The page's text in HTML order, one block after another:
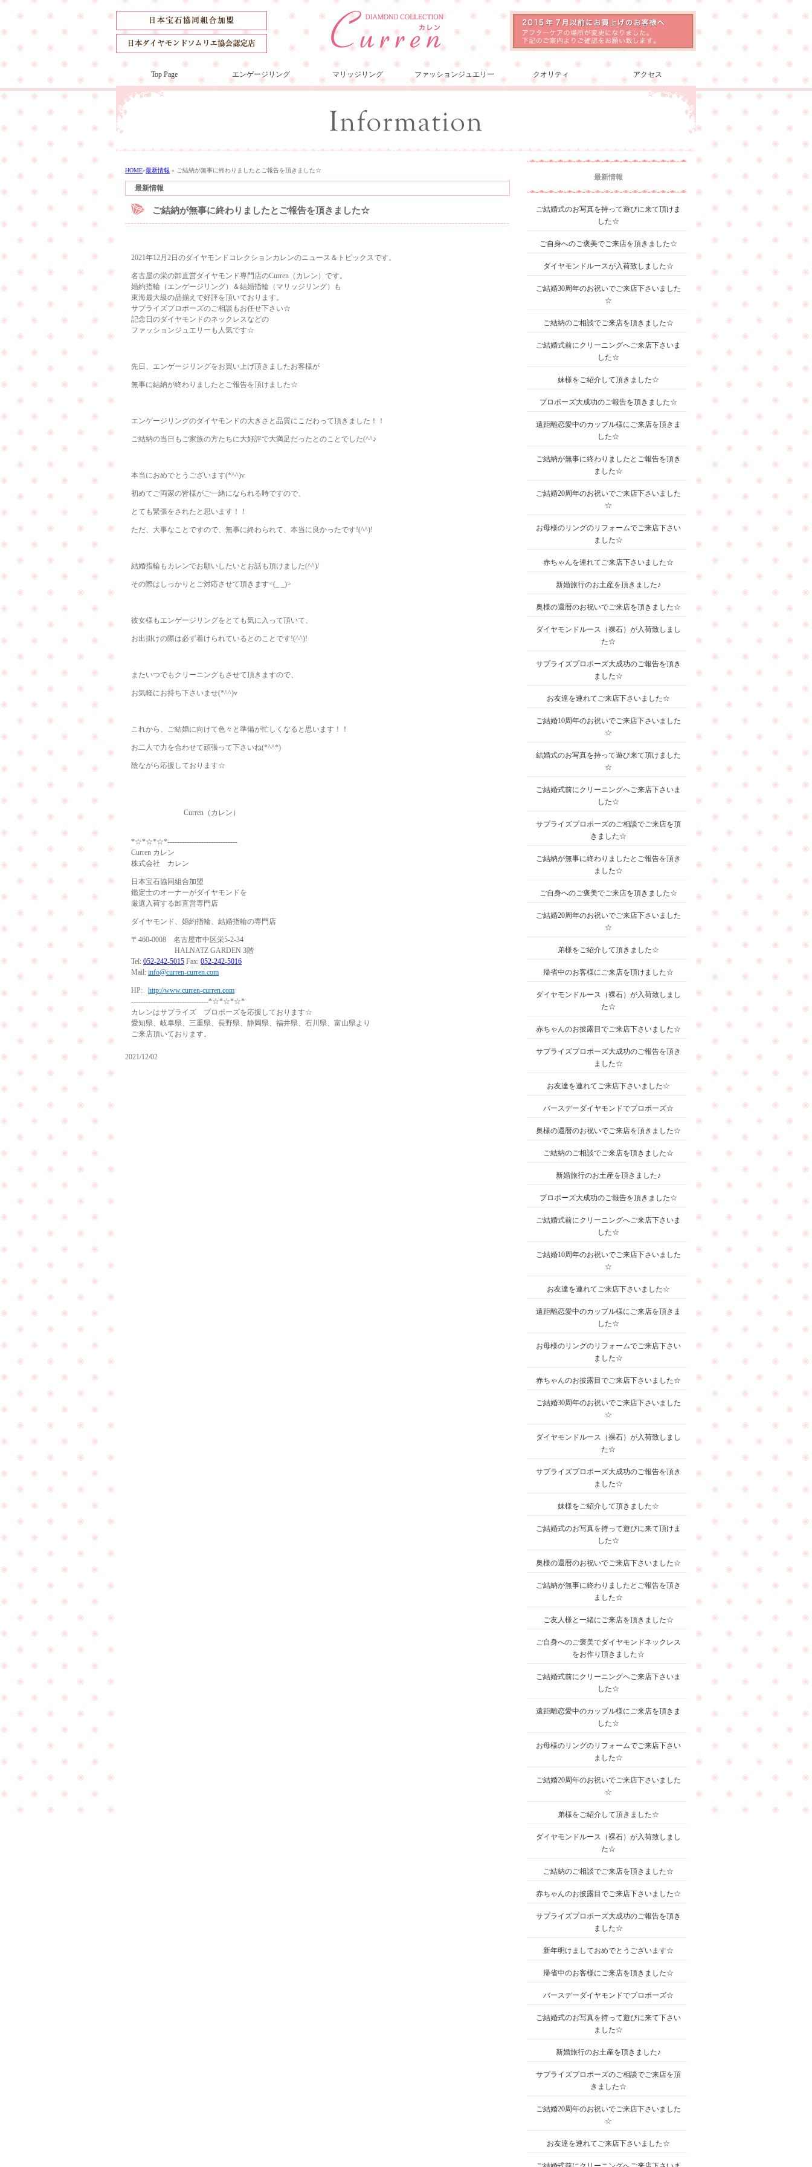
Top Page エンゲージリング マリッジリング ファッションジュエリー クオリティ アクセス
HOME»最新情報 » ご結納が無事に終わりましたとご報告を頂きました☆
最新情報
ご結納が無事に終わりましたとご報告を頂きました☆
2021年12月2日のダイヤモンドコレクションカレンのニュース＆トピックスです。
名古屋の栄の卸直営ダイヤモンド専門店のCurren（カレン）です。
婚約指輪（エンゲージリング）＆結婚指輪（マリッジリング）も
東海最大級の品揃えで好評を頂いております。
サプライズプロポーズのご相談もお任せ下さい☆
記念日のダイヤモンドのネックレスなどの
ファッションジュエリーも人気です☆
先日、エンゲージリングをお買い上げ頂きましたお客様が
無事に結納が終わりましたとご報告を頂けました☆
エンゲージリングのダイヤモンドの大きさと品質にこだわって頂きました！！
ご結納の当日もご家族の方たちに大好評で大満足だったとのことでした(^^♪
本当におめでとうございます(*^^)v
初めてご両家の皆様がご一緒になられる時ですので、
とても緊張をされたと思います！！
ただ、大事なことですので、無事に終わられて、本当に良かったです!(^^)!
結婚指輪もカレンでお願いしたいとお話も頂けました(^^)/
その際はしっかりとご対応させて頂きます<(_ _)>
彼女様もエンゲージリングをとても気に入って頂いて、
お出掛けの際は必ず着けられているとのことです!(^^)!
またいつでもクリーニングもさせて頂きますので、
お気軽にお持ち下さいませ(*^^)v
これから、ご結婚に向けて色々と準備が忙しくなると思います！！
お二人で力を合わせて頑張って下さいね(*^^*)
陰ながら応援しております☆
Curren（カレン）
*☆*☆*☆*-----------------------------
Curren カレン
株式会社 カレン
日本宝石協同組合加盟
鑑定士のオーナーがダイヤモンドを
厳選入荷する卸直営専門店
ダイヤモンド、婚約指輪、結婚指輪の専門店
〒460-0008 名古屋市中区栄5-2-34
HALNATZ GARDEN 3階
Tel: 052-242-5015 Fax: 052-242-5016
Mail: info@curren-curren.com
HP: http://www.curren-curren.com
--------------------------------*☆*☆*☆*
カレンはサプライズ プロポーズを応援しております☆
愛知県、岐阜県、三重県、長野県、静岡県、福井県、石川県、富山県より
ご来店頂いております。
2021/12/02
最新情報
ご結婚式のお写真を持って遊びに来て頂けま
した☆
ご自身へのご褒美でご来店を頂きました☆
ダイヤモンドルースが入荷致しました☆
ご結婚30周年のお祝いでご来店下さいました
☆
ご結納のご相談でご来店を頂きました☆
ご結婚式前にクリーニングへご来店下さいま
した☆
妹様をご紹介して頂きました☆
プロポーズ大成功のご報告を頂きました☆
遠距離恋愛中のカップル様にご来店を頂きま
した☆
ご結納が無事に終わりましたとご報告を頂き
ました☆
ご結婚20周年のお祝いでご来店下さいました
☆
お母様のリングのリフォームでご来店下さい
ました☆
赤ちゃんを連れてご来店下さいました☆
新婚旅行のお土産を頂きました♪
奥様の還暦のお祝いでご来店を頂きました☆
ダイヤモンドルース（裸石）が入荷致しまし
た☆
サプライズプロポーズ大成功のご報告を頂き
ました☆
お友達を連れてご来店下さいました☆
ご結婚10周年のお祝いでご来店下さいました
☆
結婚式のお写真を持って遊び来て頂けました
☆
ご結婚式前にクリーニングへご来店下さいま
した☆
サプライズプロポーズのご相談でご来店を頂
きました☆
ご結納が無事に終わりましたとご報告を頂き
ました☆
ご自身へのご褒美でご来店を頂きました☆
ご結婚20周年のお祝いでご来店下さいました
☆
弟様をご紹介して頂きました☆
帰省中のお客様にご来店を頂けました☆
ダイヤモンドルース（裸石）が入荷致しまし
た☆
赤ちゃんのお披露目でご来店下さいました☆
サプライズプロポーズ大成功のご報告を頂き
ました☆
お友達を連れてご来店下さいました☆
バースデーダイヤモンドでプロポーズ☆
奥様の還暦のお祝いでご来店を頂きました☆
ご結納のご相談でご来店を頂きました☆
新婚旅行のお土産を頂きました♪
プロポーズ大成功のご報告を頂きました☆
ご結婚式前にクリーニングへご来店下さいま
した☆
ご結婚10周年のお祝いでご来店下さいました
☆
お友達を連れてご来店下さいました☆
遠距離恋愛中のカップル様にご来店を頂きま
した☆
お母様のリングのリフォームでご来店下さい
ました☆
赤ちゃんのお披露目でご来店下さいました☆
ご結婚30周年のお祝いでご来店下さいました
☆
ダイヤモンドルース（裸石）が入荷致しまし
た☆
サプライズプロポーズ大成功のご報告を頂き
ました☆
妹様をご紹介して頂きました☆
ご結婚式のお写真を持って遊びに来て頂けま
した☆
奥様の還暦のお祝いでご来店下さいました☆
ご結納が無事に終わりましたとご報告を頂き
ました☆
ご友人様と一緒にご来店を頂きました☆
ご自身へのご褒美でダイヤモンドネックレス
をお作り頂きました☆
ご結婚式前にクリーニングへご来店下さいま
した☆
遠距離恋愛中のカップル様にご来店を頂きま
した☆
お母様のリングのリフォームでご来店下さい
ました☆
ご結婚20周年のお祝いでご来店下さいました
☆
弟様をご紹介して頂きました☆
ダイヤモンドルース（裸石）が入荷致しまし
た☆
ご結納のご相談でご来店を頂きました☆
赤ちゃんのお披露目でご来店下さいました☆
サプライズプロポーズ大成功のご報告を頂き
ました☆
新年明けましておめでとうございます☆
帰省中のお客様にご来店を頂きました☆
バースデーダイヤモンドでプロポーズ☆
ご結婚式のお写真を持って遊びに来て下さい
ました☆
新婚旅行のお土産を頂きました♪
サプライズプロポーズのご相談でご来店を頂
きました☆
ご結婚20周年のお祝いでご来店下さいました
☆
お友達を連れてご来店下さいました☆